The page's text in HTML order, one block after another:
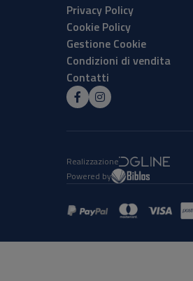
Privacy Policy
Cookie Policy
Gestione Cookie
Condizioni di vendita
Contatti
Realizzazione
Powered by